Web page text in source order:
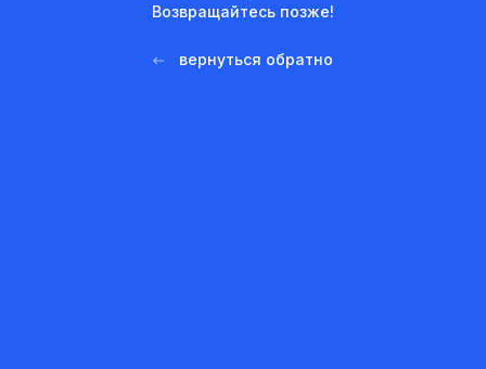
Возвращайтесь позже!
вернуться обратно